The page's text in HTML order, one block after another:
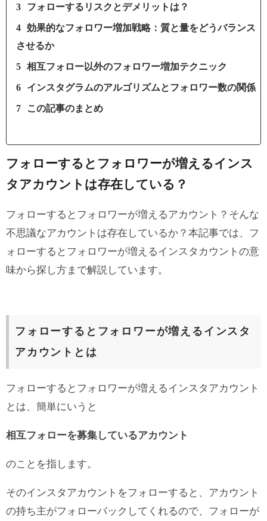
フォローするリスクとデメリットは？
効果的なフォロワー増加戦略：質と量をどうバランス
させるか
相互フォロー以外のフォロワー増加テクニック
インスタグラムのアルゴリズムとフォロワー数の関係
この記事のまとめ
フォローするとフォロワーが増えるインス
タアカウントは存在している？
フォローするとフォロワーが増えるアカウント？そんな
不思議なアカウントは存在しているか？本記事では、フ
ォローするとフォロワーが増えるインスタカウントの意
味から探し方まで解説しています。
フォローするとフォロワーが増えるインスタ
アカウントとは
フォローするとフォロワーが増えるインスタアカウント
とは、簡単にいうと
相互フォローを募集しているアカウント
のことを指します。
そのインスタアカウントをフォローすると、アカウント
の持ち主がフォローバックしてくれるので、フォローが